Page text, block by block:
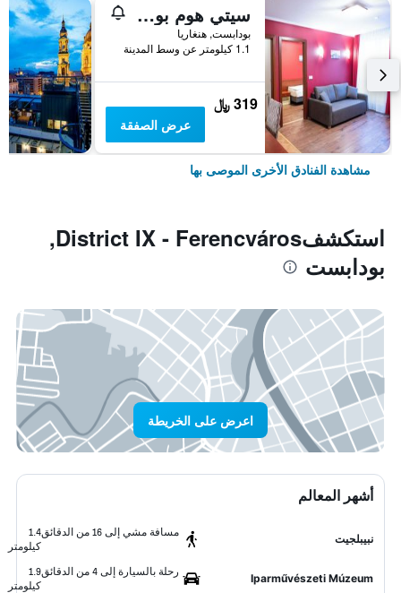
سيتي هوم بودابيست
بودابست, هنغاريا
1.1 كيلومتر عن وسط المدينة
319 ﷼
عرض الصفقة
مشاهدة الفنادق الأخرى الموصى بها
استكشفDistrict IX - Ferencváros,
بودابست
اعرض على الخريطة
أشهر المعالم
نبيبلجيت
مسافة مشي إلى 16 من الدقائق
1.4
كيلومتر
Iparművészeti Múzeum
رحلة بالسيارة إلى 4 من الدقائق
1.9
كيلومتر